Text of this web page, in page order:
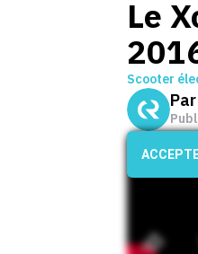
Le
Scooter
Par